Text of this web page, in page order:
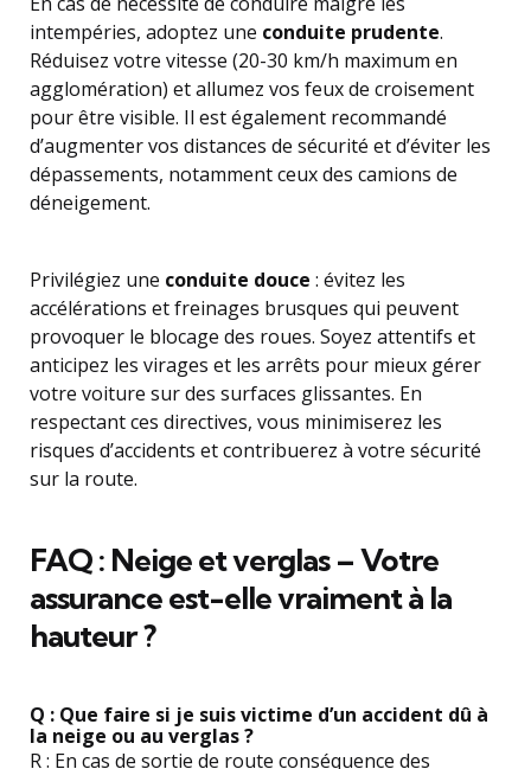
intempéries, adoptez une conduite prudente.
Réduisez votre vitesse (20-30 km/h maximum en
agglomération) et allumez vos feux de croisement
pour être visible. Il est également recommandé
d’augmenter vos distances de sécurité et d’éviter les
dépassements, notamment ceux des camions de
déneigement.
Privilégiez une conduite douce : évitez les
accélérations et freinages brusques qui peuvent
provoquer le blocage des roues. Soyez attentifs et
anticipez les virages et les arrêts pour mieux gérer
votre voiture sur des surfaces glissantes. En
respectant ces directives, vous minimiserez les
risques d’accidents et contribuerez à votre sécurité
sur la route.
FAQ : Neige et verglas – Votre
assurance est-elle vraiment à la
hauteur ?
Q : Que faire si je suis victime d’un accident dû à
la neige ou au verglas ?
R : En cas de sortie de route conséquence des